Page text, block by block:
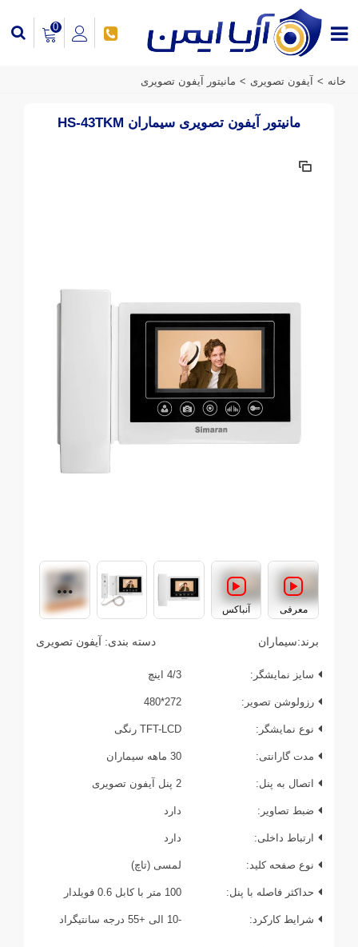
0
خانه > آیفون تصویری > مانیتور آیفون تصویری
مانیتور آیفون تصویری سیماران HS-43TKM
معرفی آنباکس
برند:سیماران دسته بندی: آیفون تصویری
سایز نمایشگر: 4/3 اینچ
رزولوشن تصویر: 272*480
نوع نمایشگر: TFT-LCD رنگی
مدت گارانتی: 30 ماهه سیماران
اتصال به پنل: 2 پنل آیفون تصویری
ضبط تصاویر: دارد
ارتباط داخلی: دارد
نوع صفحه کلید: لمسی (تاچ)
حداکثر فاصله با پنل: 100 متر با کابل 0.6 فویلدار
شرایط کارکرد: -10 الی +55 درجه سانتیگراد